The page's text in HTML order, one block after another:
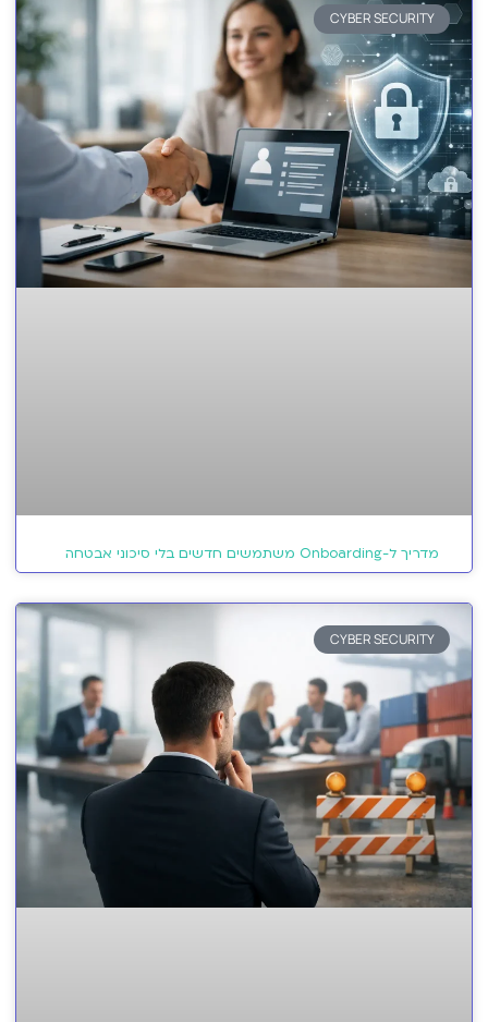
CYBER SECURITY
מדריך ל-Onboarding משתמשים חדשים בלי סיכוני אבטחה
CYBER SECURITY